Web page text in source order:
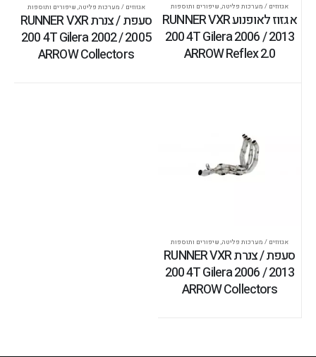
אגזוזים / מערכות פליטה, שיפורים ותוספות
אגזוז לאופנוע RUNNER VXR
200 4T Gilera 2006 / 2013
ARROW Reflex 2.0
אגזוזים / מערכות פליטה, שיפורים ותוספות
סעפת / צנרת RUNNER VXR
200 4T Gilera 2002 / 2005
ARROW Collectors
אגזוזים / מערכות פליטה, שיפורים ותוספות
סעפת / צנרת RUNNER VXR
200 4T Gilera 2006 / 2013
ARROW Collectors